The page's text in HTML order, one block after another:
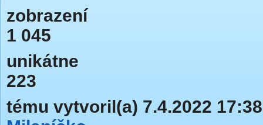
zobrazení
1 045
unikátne
223
tému vytvoril(a) 7.4.2022 17:38